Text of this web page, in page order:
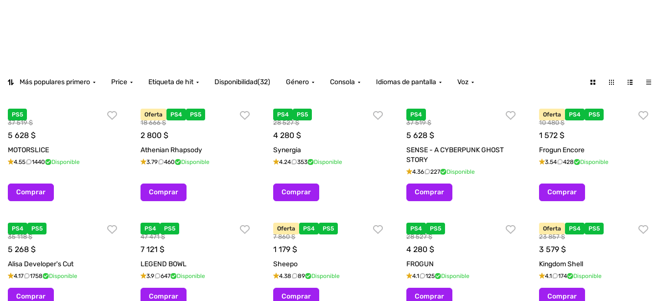
Más populares primero Price Etiqueta de hit Disponibilidad(32) Género Consola Idiomas de pantalla Voz
PS5
37 519 $
5 628 $
MOTORSLICE
4.55 1440 Disponible
Comprar
Oferta PS4 PS5
18 666 $
2 800$
Athenian Rhapsody
3.79 460 Disponible
Comprar
PS4 PS5
28 527 $
4 280$
Synergia
4.24 353 Disponible
Comprar
PS4
37 519 $
5 628 $
SENSE - A CYBERPUNK GHOST
STORY
4.36 227 Disponible
Comprar
Oferta PS4 PS5
10 480 $
1 572 $
Frogun Encore
3.54 428 Disponible
Comprar
PS4 PS5
35 118 $
5 268 $
Alisa Developer's Cut
4.17 1758 Disponible
Comprar
PS4 PS5
47 471 $
7 121$
LEGEND BOWL
3.9 647 Disponible
Comprar
Oferta PS4 PS5
7 860 $
1 179$
Sheepo
4.38 89 Disponible
Comprar
PS4 PS5
28 527 $
4 280 $
FROGUN
4.1 125 Disponible
Comprar
Oferta PS4 PS5
23 857 $
3 579 $
Kingdom Shell
4.1 174 Disponible
Comprar